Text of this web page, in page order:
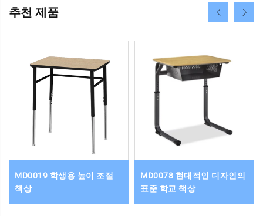
추천 제품
MD0019 학생용 높이 조절
책상
MD0078 현대적인 디자인의
표준 학교 책상